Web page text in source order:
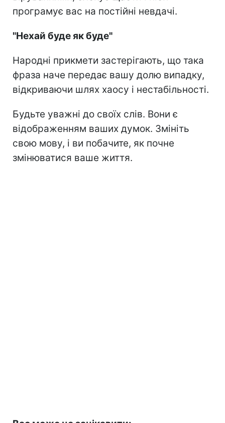
програмує вас на постійні невдачі.
"Нехай буде як буде"
Народні прикмети застерігають, що така
фраза наче передає вашу долю випадку,
відкриваючи шлях хаосу і нестабільності.
Будьте уважні до своїх слів. Вони є
відображенням ваших думок. Змініть
свою мову, і ви побачите, як почне
змінюватися ваше життя.